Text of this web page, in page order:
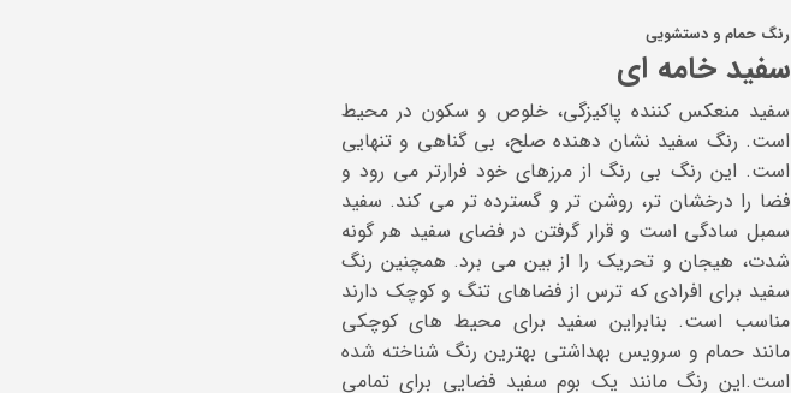
رنگ حمام و دستشویی
سفید خامه ای
سفید منعکس کننده پاکیزگی، خلوص و سکون در محیط
است. رنگ سفید نشان دهنده صلح، بی گناهی و تنهایی
است. این رنگ بی رنگ از مرزهای خود فرارتر می رود و
فضا را درخشان تر، روشن تر و گسترده تر می کند. سفید
سمبل سادگی است و قرار گرفتن در فضای سفید هر گونه
شدت، هیجان و تحریک را از بین می برد. همچنین رنگ
سفید برای افرادی که ترس از فضاهای تنگ و کوچک دارند
مناسب است. بنابراین سفید برای محیط های کوچکی
مانند حمام و سرویس بهداشتی بهترین رنگ شناخته شده
است.این رنگ مانند یک بوم سفید فضایی برای تمامی